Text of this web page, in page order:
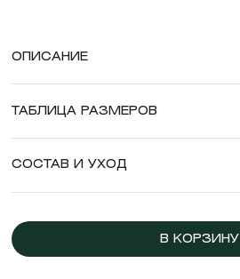
ОПИСАНИЕ
ТАБЛИЦА РАЗМЕРОВ
СОСТАВ И УХОД
В КОРЗИНУ